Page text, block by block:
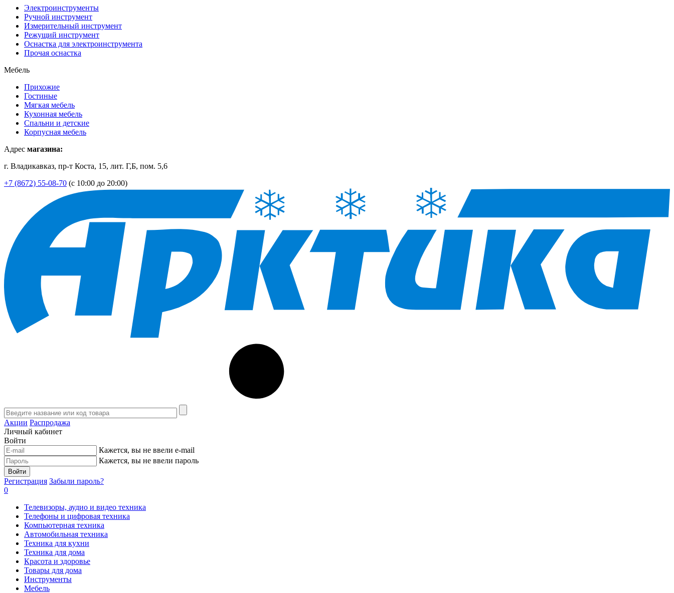
Электроинструменты
Ручной инструмент
Измерительный инструмент
Режущий инструмент
Оснастка для электроинструмента
Прочая оснастка
Мебель
Прихожие
Гостиные
Мягкая мебель
Кухонная мебель
Спальни и детские
Корпусная мебель
Адрес магазина:
г. Владикавказ, пр-т Коста, 15, лит. Г,Б, пом. 5,6
+7 (8672) 55-08-70 (с 10:00 до 20:00)
Акции Распродажа
Личный кабинет
Войти
Кажется, вы не ввели e-mail
Кажется, вы не ввели пароль
Войти
Регистрация Забыли пароль?
0
Телевизоры, аудио и видео техника
Телефоны и цифровая техника
Компьютерная техника
Автомобильная техника
Техника для кухни
Техника для дома
Красота и здоровье
Товары для дома
Инструменты
Мебель